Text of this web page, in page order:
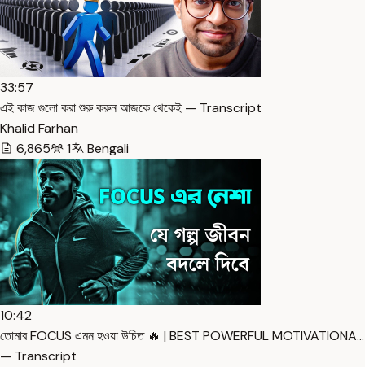
33:57
এই কাজ গুলো করা শুরু করুন আজকে থেকেই — Transcript
Khalid Farhan
6,865
1 Bengali
10:42
তোমার FOCUS এমন হওয়া উচিত 🔥 | BEST POWERFUL MOTIVATIONA…
— Transcript